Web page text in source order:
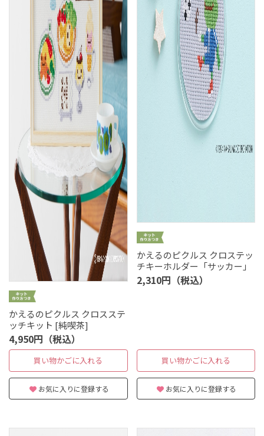
かえるのピクルス クロスステ
ッチキット [純喫茶]
4,950円（税込）
買い物かごに入れる
お気に入りに登録する
かえるのピクルス クロステッ
チキーホルダー「サッカー」
2,310円（税込）
買い物かごに入れる
お気に入りに登録する